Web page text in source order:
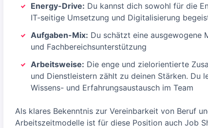
Energy-Drive: Du kannst dich sowohl für die
IT-seitige Umsetzung und Digitalisierung
Aufgaben-Mix: Du schätzt eine ausgewogene
und Fachbereichsunterstützung
Arbeitsweise: Die enge und zielorientierte
und Dienstleistern zählt zu deinen Stärken.
Wissens- und Erfahrungsaustausch im Team
Als klares Bekenntnis zur Vereinbarkeit von Beruf
Arbeitszeitmodelle ist für diese Position auch Job